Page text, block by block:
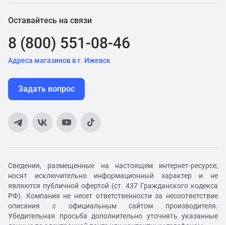
Оставайтесь на связи
8 (800) 551-08-46
Адреса магазинов в г. Ижевск
Задать вопрос
Сведения, размещенные на настоящем интернет-ресурсе,
носят исключительно информационный характер и не
являются публичной офертой (ст. 437 Гражданского кодекса
РФ). Компания не несет ответственности за несоответствие
описания с официальным сайтом производителя.
Убедительная просьба дополнительно уточнять указанные